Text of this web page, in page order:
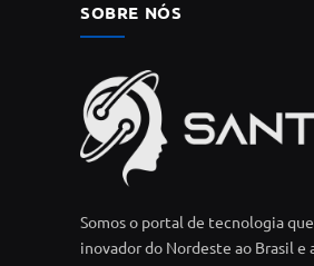
SOBRE NÓS
Somos o portal de tecnologia
inovador do Nordeste ao Brasil e